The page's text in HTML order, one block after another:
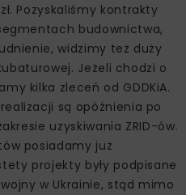
Pozyskaliśmy kontrakty
budownictwa,
widzimy też duży
Jeżeli chodzi o
kilka zleceń od GDDKiA.
są opóźnienia po
uzyskiwania ZRID-ów.
posiadamy już
projekty były podpisane
w Ukrainie, stąd mimo